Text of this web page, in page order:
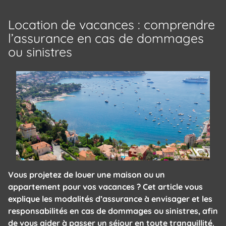
Location de vacances : comprendre
l’assurance en cas de dommages
ou sinistres
Vous projetez de louer une maison ou un
appartement pour vos vacances ? Cet article vous
explique les modalités d’assurance à envisager et les
responsabilités en cas de dommages ou sinistres, afin
de vous aider à passer un séjour en toute tranquillité.